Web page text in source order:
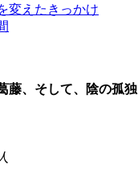
変えたきっかけ
藤、そして、陰の孤独